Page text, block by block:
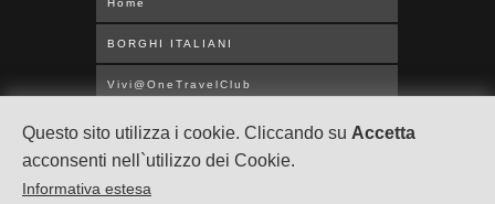
Questo sito utilizza i cookie. Cliccando su Accetta
acconsenti nell`utilizzo dei Cookie.
Informativa estesa
Home
BORGHI ITALIANI
Vivi@OneTravelClub
CROCIERE WORLDWIDE
MEDITERRANEAN